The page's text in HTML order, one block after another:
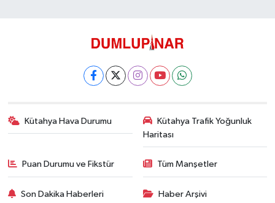
Kütahya Hava Durumu
Kütahya Trafik Yoğunluk
Haritası
Puan Durumu ve Fikstür Tüm Manşetler
Son Dakika Haberleri Haber Arşivi